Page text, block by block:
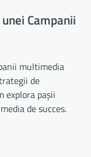
Campanii
multimedia
de
explora pașii
de succes.